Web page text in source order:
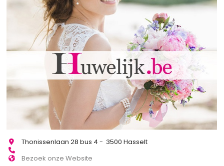
Thonissenlaan 28 bus 4 - 3500 Hasselt
Bezoek onze Website